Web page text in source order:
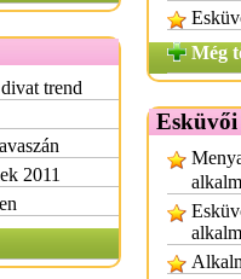
trend
2011
Még